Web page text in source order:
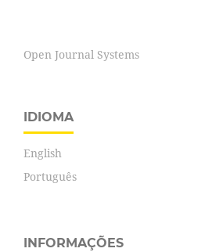
Open Journal Systems
IDIOMA
English
Português
INFORMAÇÕES